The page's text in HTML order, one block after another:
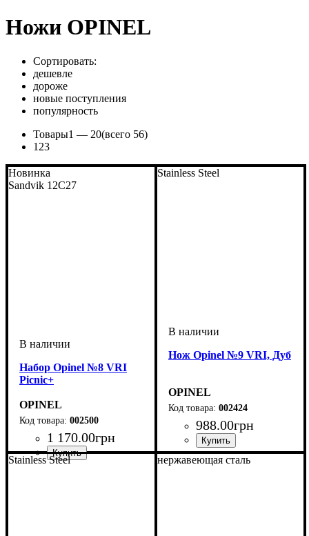
Ножи OPINEL
Сортировать:
дешевле
дороже
новые поступления
популярность
Товары1 — 20(всего 56)
1 23
Новинка
Sandvik 12C27
Набор Opinel №8 VRI
Picnic+
OPINEL
002500
1 170.00грн
Stainless Steel
Нож Opinel №9 VRI, Дуб
OPINEL
002424
988.00грн
Stainless Steel нержавеющая сталь